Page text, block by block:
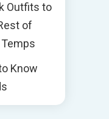
Outfits to
of
Know